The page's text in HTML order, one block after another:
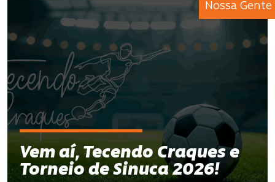
Nossa Gente
Vem aí, Tecendo Craques e
Torneio de Sinuca 2026!